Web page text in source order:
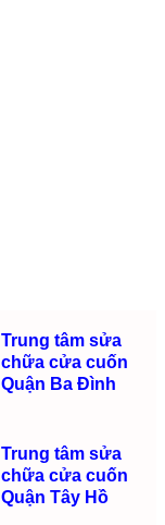
Trung tâm sửa
chữa cửa cuốn
Quận Ba Đình
Trung tâm sửa
chữa cửa cuốn
Quận Tây Hồ